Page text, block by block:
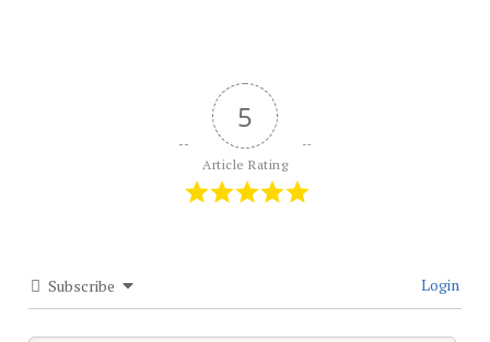
5
Article Rating
Subscribe Login